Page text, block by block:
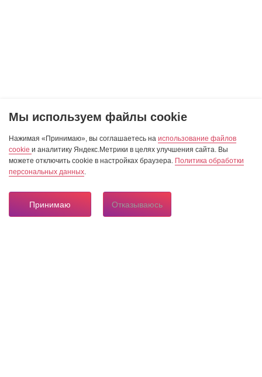
Мы используем файлы cookie
Нажимая «Принимаю», вы соглашаетесь на использование файлов
cookie и аналитику Яндекс.Метрики в целях улучшения сайта. Вы
можете отключить cookie в настройках браузера. Политика обработки
персональных данных.
Принимаю Отказываюсь